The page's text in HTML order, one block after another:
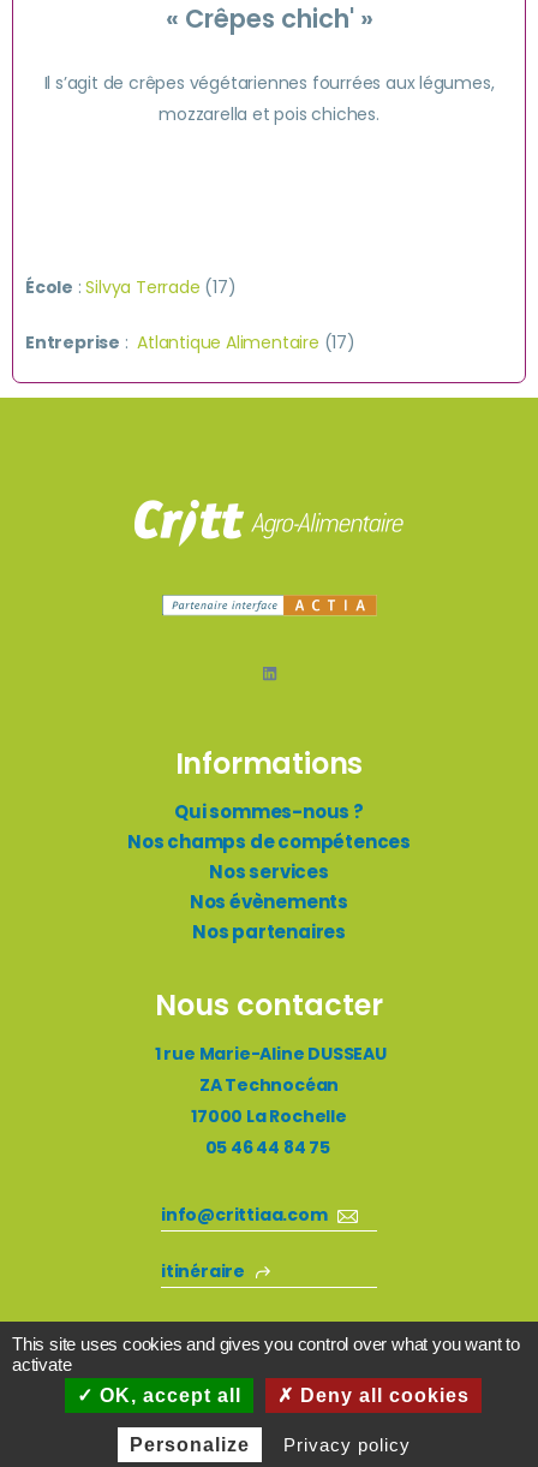
« Crêpes chich' »
Il s’agit de crêpes végétariennes fourrées aux légumes,
mozzarella et pois chiches.
École :Silvya Terrade (17)
Entreprise :Atlantique Alimentaire (17)
Informations
Qui sommes-nous ?
Nos champs de compétences
Nos services
Nos évènements
Nos partenaires
Nous contacter
1 rue Marie-Aline DUSSEAU
ZA Technocéan
17000 La Rochelle
05 46 44 84 75
info@crittiaa.com
itinéraire
© Critt Agro-Alimentaire 2021 ●Mentions légales
This site uses cookies and gives you control over what you want to
activate
OK, accept all
Deny all cookies
Personalize Privacy policy